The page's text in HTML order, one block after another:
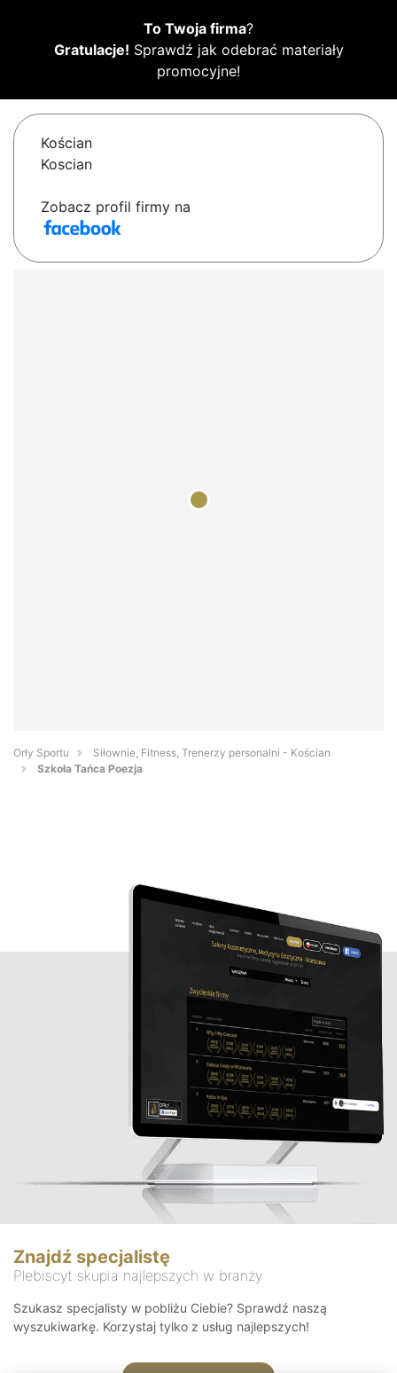
To Twoja firma?
Gratulacje! Sprawdź jak odebrać materiały
promocyjne!
Kościan
Koscian
Zobacz profil firmy na
Orły Sportu
Siłownie, Fitness, Trenerzy personalni - Kościan
Szkoła Tańca Poezja
Znajdź specjalistę
Plebiscyt skupia najlepszych w branży
Szukasz specjalisty w pobliżu Ciebie? Sprawdź naszą
wyszukiwarkę. Korzystaj tylko z usług najlepszych!